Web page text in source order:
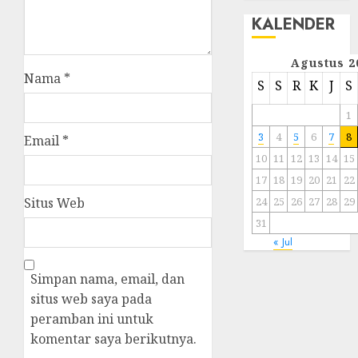
Nama *
Email *
Situs Web
Simpan nama, email, dan
situs web saya pada
peramban ini untuk
komentar saya berikutnya.
KALENDER
Agustus
S S R K J S
1
3
4 5 6 7
8
10 11 12 13 14 15
17 18 19 20 21 22
24 25 26 27 28 29
31
« Jul